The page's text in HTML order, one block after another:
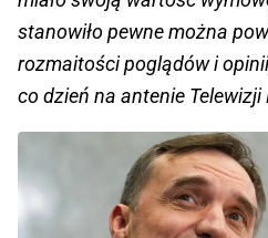
stanowiło pewne można
rozmaitości poglądów i
co dzień na antenie Telewizji